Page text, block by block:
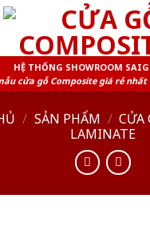
HỆ THỐNG SHOWROOM
cửa gỗ Composite giá rẻ nhất
/ SẢN PHẨM / CỬA
LAMINATE